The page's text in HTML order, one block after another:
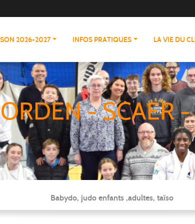
2026-2027 INFOS PRATIQUES LA VIE DU
- SCAER
Babydo, judo enfants ,adultes, taïso